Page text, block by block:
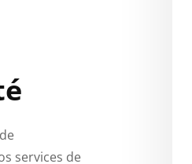
services de